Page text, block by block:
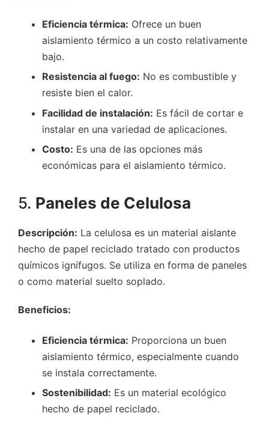
Eficiencia térmica: Ofrece un buen
aislamiento térmico a un costo relativamente
bajo.
Resistencia al fuego: No es combustible y
resiste bien el calor.
Facilidad de instalación: Es fácil de cortar e
instalar en una variedad de aplicaciones.
Costo: Es una de las opciones más
económicas para el aislamiento térmico.
5. Paneles de Celulosa
Descripción: La celulosa es un material aislante
hecho de papel reciclado tratado con productos
químicos ignífugos. Se utiliza en forma de paneles
o como material suelto soplado.
Beneficios:
Eficiencia térmica: Proporciona un buen
aislamiento térmico, especialmente cuando
se instala correctamente.
Sostenibilidad: Es un material ecológico
hecho de papel reciclado.